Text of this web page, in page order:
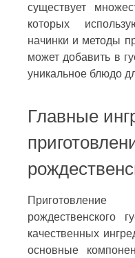
существует
которых
начинки и методы
может добавить в
уникальное блюдо
Главные
рождественского
качественных
основные